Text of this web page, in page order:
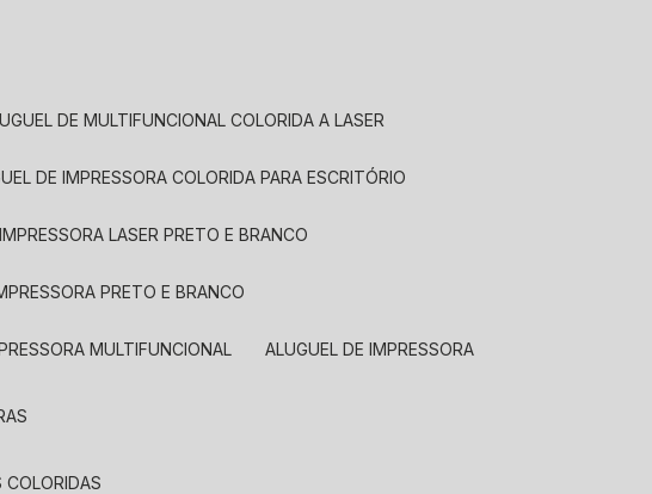
DE MULTIFUNCIONAL COLORIDA A LASER
DE IMPRESSORA COLORIDA PARA ESCRITÓRIO
IMPRESSORA LASER PRETO E BRANCO
PRETO E BRANCO
MULTIFUNCIONAL ALUGUEL DE IMPRESSORA
COLORIDAS